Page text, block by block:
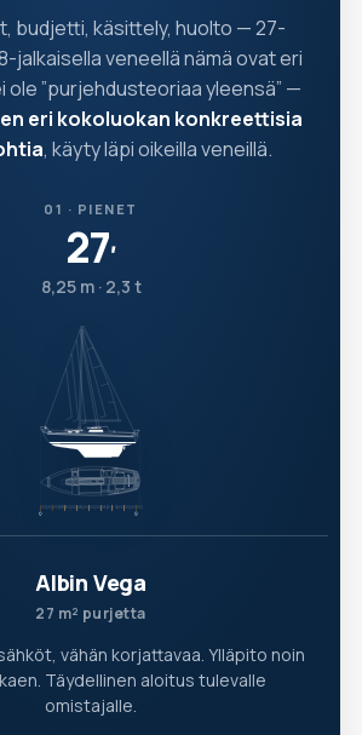
budjetti, käsittely, huolto — 27-
jalkaisella veneellä nämä ovat eri
ole ”purjehdusteoriaa yleensä” —
eri kokoluokan konkreettisia
, käyty läpi oikeilla veneillä.
01 · PIENET
27′
8,25 m · 2,3 t
Albin Vega
27 m² purjetta
vähän korjattavaa. Ylläpito noin
Täydellinen aloitus tulevalle
omistajalle.